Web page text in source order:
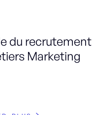
du recrutement
Marketing